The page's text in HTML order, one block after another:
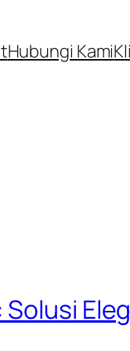
Hubungi Kami